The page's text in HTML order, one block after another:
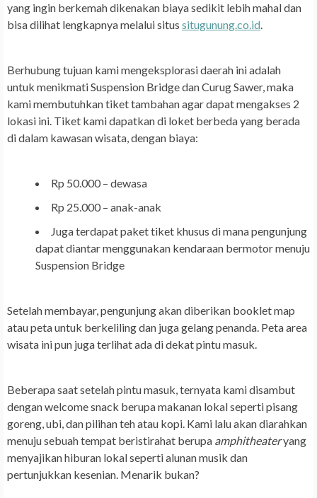
yang ingin berkemah dikenakan biaya sedikit lebih mahal dan
bisa dilihat lengkapnya melalui situs situgunung.co.id.
Berhubung tujuan kami mengeksplorasi daerah ini adalah
untuk menikmatiSuspension BridgedanCurug Sawer, maka
kami membutuhkan tiket tambahan agar dapat mengakses 2
lokasi ini. Tiket kami dapatkan di loket berbeda yang berada
di dalam kawasan wisata, dengan biaya:
Rp 50.000 – dewasa
Rp 25.000 – anak-anak
Juga terdapat paket tiket khusus di mana pengunjung
dapat diantar menggunakan kendaraan bermotor menuju
Suspension Bridge
Setelah membayar, pengunjung akan diberikan booklet map
atau peta untuk berkeliling dan juga gelang penanda. Peta area
wisata ini pun juga terlihat ada di dekat pintu masuk.
Beberapa saat setelah pintu masuk, ternyata kami disambut
dengan welcome snack berupa makanan lokal seperti pisang
goreng, ubi, dan pilihan teh atau kopi. Kami lalu akan diarahkan
menuju sebuah tempat beristirahat berupa amphitheateryang
menyajikan hiburan lokal seperti alunan musik dan
pertunjukkan kesenian. Menarik bukan?